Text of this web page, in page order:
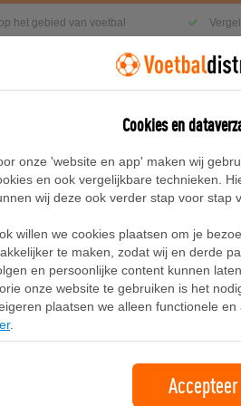
het gebied van voetbal
PUMA Bella Mina
Merk:Puma
99,95
Cookies en
onze 'website en app' maken wij
en ook vergelijkbare technieken.
wij deze ook verder stap voor stap
willen we cookies plaatsen om je
te maken, zodat wij en derde
en persoonlijke content kunnen
onze website te gebruiken is het
plaatsen we alleen functionele en
.
Accepteer